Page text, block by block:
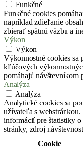
Funkčné
Funkčné cookies
napríklad zdieľanie
zbierať spätnú väzbu a
Výkon
Výkon
Výkonnostné cookies sa
kľúčových
pomáhajú
Analýza
Analýza
Analytické cookies sa
užívateľa s
informácií pre štatistiky
stránky, zdroj
Cookie